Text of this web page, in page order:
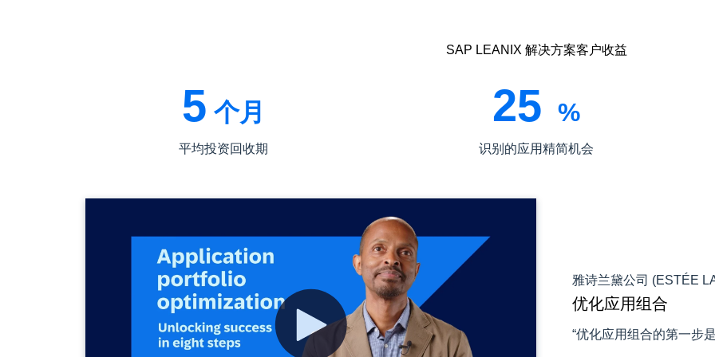
SAP LEANIX 解决方案客户收益
5 个月
平均投资回收期
25 %
识别的应用精简机会
雅诗兰黛公司 (ESTÉE
优化应用组合
“优化应用组合的第一步